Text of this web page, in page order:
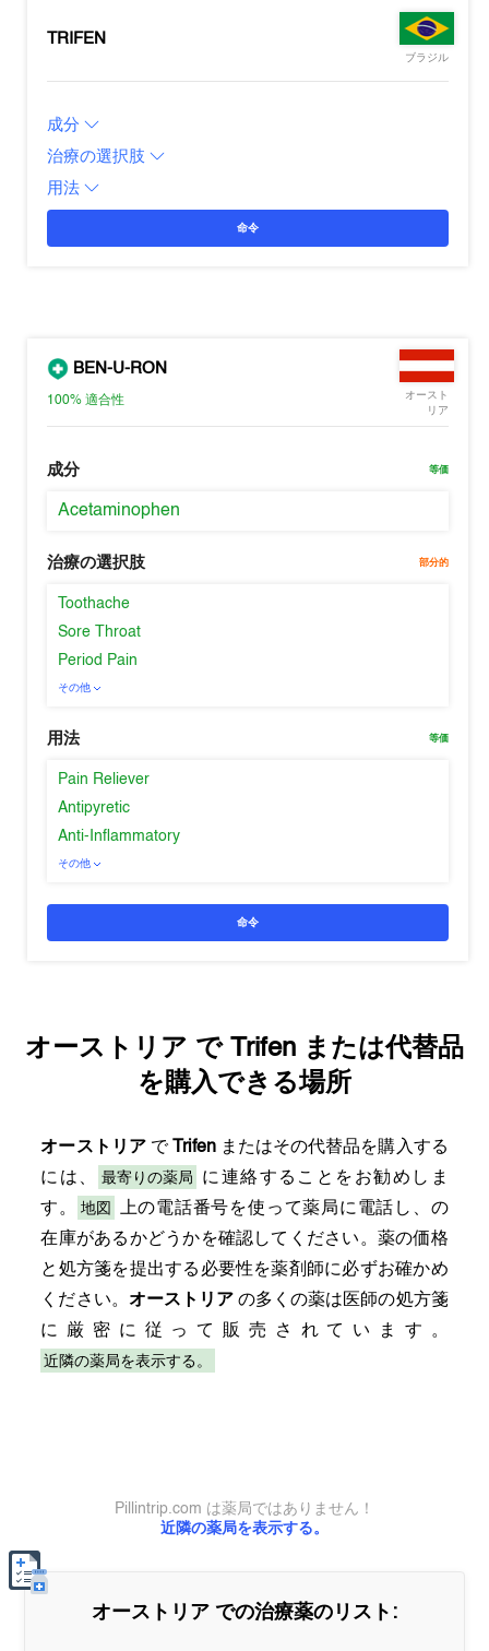
TRIFEN
ブラジル
成分
治療の選択肢
用法
命令
BEN-U-RON
100%適合性
オースト
リア
成分 等価
Acetaminophen
治療の選択肢 部分的
Toothache
Sore Throat
Period Pain
その他
用法 等価
Pain Reliever
Antipyretic
Anti-Inflammatory
その他
命令
オーストリア で Trifen または代替品
を購入できる場所
オーストリアで Trifenまたはその代替品を購入する
には、
最寄りの薬局
に連絡することをお勧めしま
す。
地図
上の電話番号を使って薬局に電話し、の
在庫があるかどうかを確認してください。薬の価格
と処方箋を提出する必要性を薬剤師に必ずお確かめ
ください。 オーストリアの多くの薬は医師の処方箋
に厳密に従って販売されています。
近隣の薬局を表示する。
近隣の薬局を表示する。
Pillintrip.com は薬局ではありません！
オーストリア での治療薬のリスト: